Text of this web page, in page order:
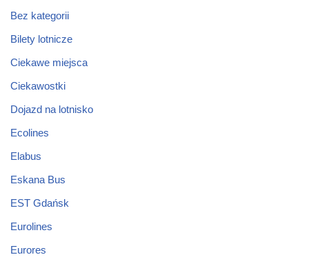
Bez kategorii
Bilety lotnicze
Ciekawe miejsca
Ciekawostki
Dojazd na lotnisko
Ecolines
Elabus
Eskana Bus
EST Gdańsk
Eurolines
Eurores